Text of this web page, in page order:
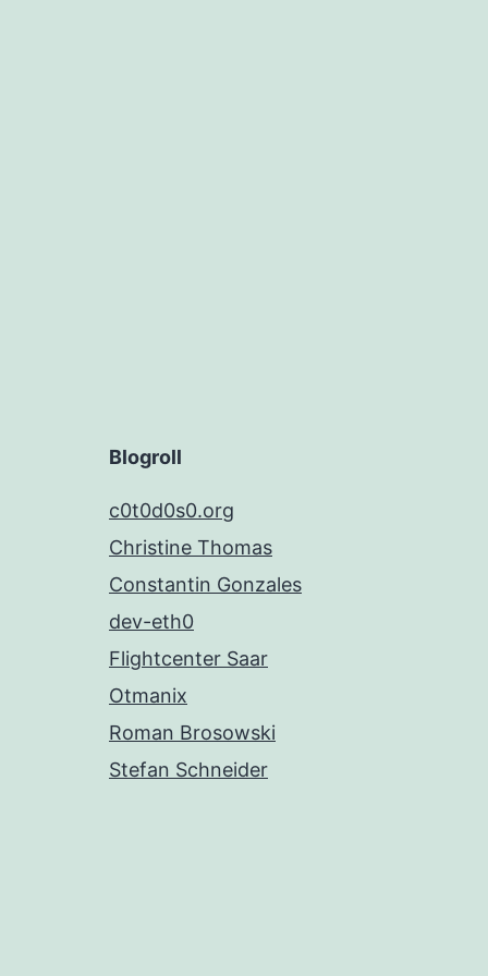
Blogroll
c0t0d0s0.org
Christine Thomas
Constantin Gonzales
dev-eth0
Flightcenter Saar
Otmanix
Roman Brosowski
Stefan Schneider